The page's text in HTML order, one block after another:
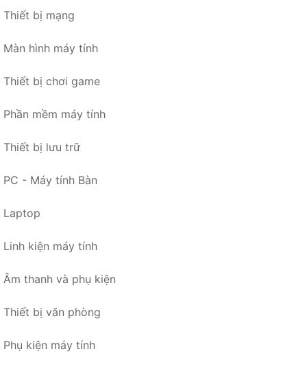
Thiết bị mạng
Màn hình máy tính
Thiết bị chơi game
Phần mềm máy tính
Thiết bị lưu trữ
PC - Máy tính Bàn
Laptop
Linh kiện máy tính
Âm thanh và phụ kiện
Thiết bị văn phòng
Phụ kiện máy tính